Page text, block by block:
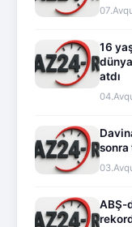
16
atdı
ABŞ-